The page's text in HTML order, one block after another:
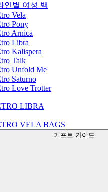
인별 여성 백
Vela
Pony
Arnica
Libra
Kalispera
Talk
Unfold Me
Saturno
Love Trotter
LIBRA
VELA BAGS
기프트 가이드